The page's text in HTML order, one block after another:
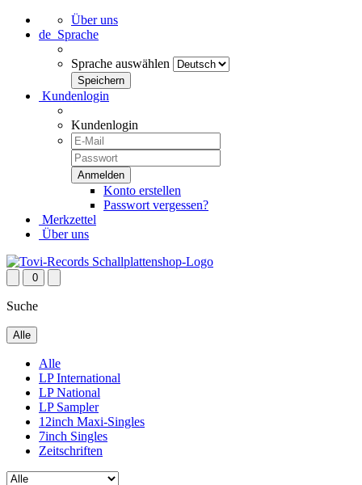
Über uns
de Sprache
Sprache auswählen
Kundenlogin
Kundenlogin
Konto erstellen
Passwort vergessen?
Merkzettel
Über uns
0
Suche
Alle
Alle
LP International
LP National
LP Sampler
12inch Maxi-Singles
7inch Singles
Zeitschriften